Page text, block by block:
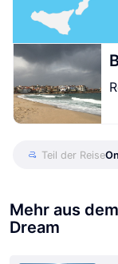
Teil der Reise
Mehr aus
Dream